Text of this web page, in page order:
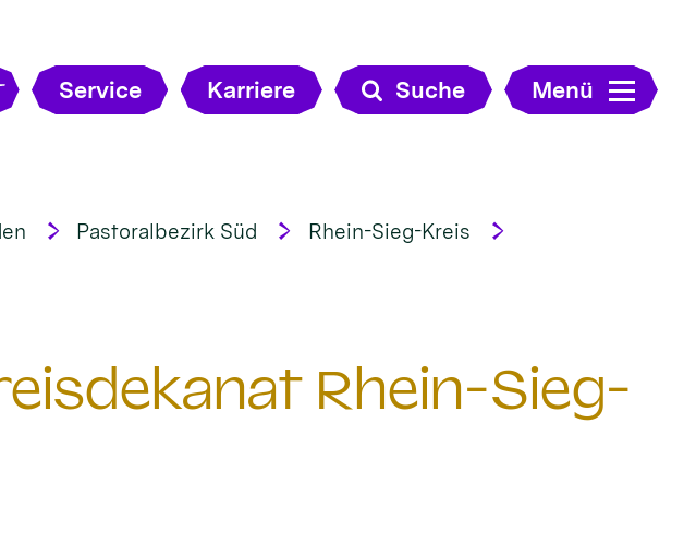
Service Karriere Suche Menü
Pastoralbezirk Süd
Rhein-Sieg-Kreis
Rhein-Sieg-